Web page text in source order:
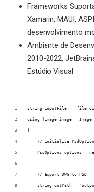
Frameworks
Xamarin, MAUI,
desenvolvimento
Ambiente de
2010-2022,
Estúdio Visual
string inputFile =
using (Image image =
{
// Initialize
PsdOptions options =
    // Export DWG to PSD
string outPath =